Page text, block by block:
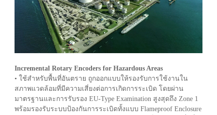
Incremental Rotary Encoders for Hazardous Areas
• ใช้สำหรับพื้นที่อันตราย ถูกออกแบบให้รองรับการใช้งานใน
สภาพแวดล้อมที่มีความเสี่ยงต่อการเกิดการระเบิด โดยผ่าน
มาตรฐานและการรับรอง EU-Type Examination สูงสุดถึง Zone 1
พร้อมรองรับระบบป้องกันการระเบิดทั้งแบบ Flameproof Enclosure